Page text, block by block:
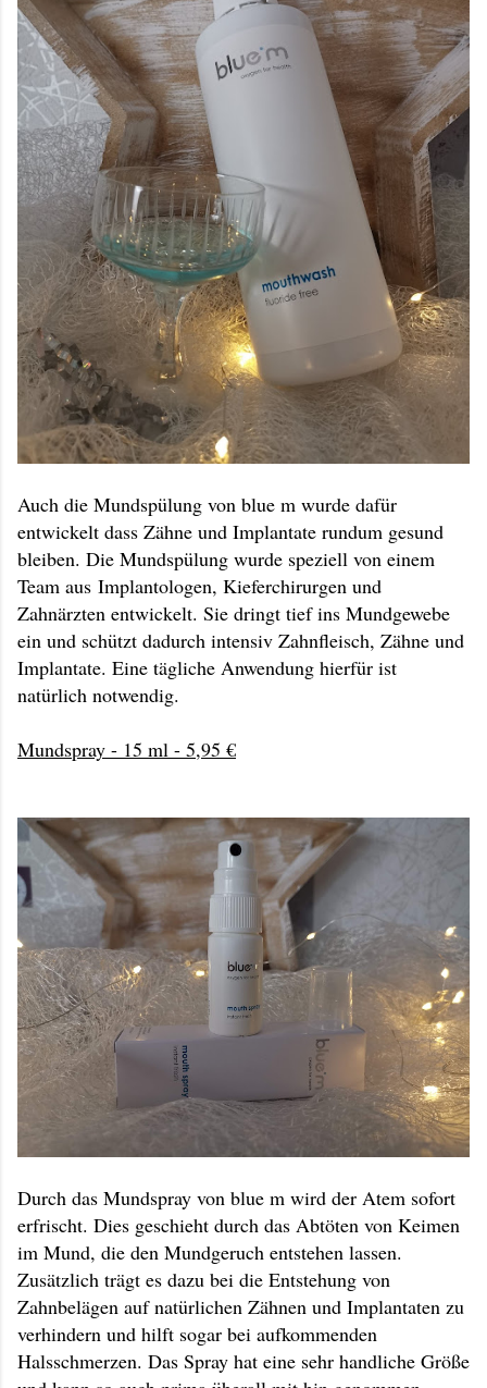
Auch die Mundspülung von blue m wurde dafür
entwickelt dass Zähne und Implantate rundum gesund
bleiben. Die Mundspülung wurde speziell von einem
Team aus Implantologen, Kieferchirurgen und
Zahnärzten entwickelt. Sie dringt tief ins Mundgewebe
ein und schützt dadurch intensiv Zahnfleisch, Zähne und
Implantate. Eine tägliche Anwendung hierfür ist
natürlich notwendig.
Mundspray - 15 ml - 5,95 €
Durch das Mundspray von blue m wird der Atem sofort
erfrischt. Dies geschieht durch das Abtöten von Keimen
im Mund, die den Mundgeruch entstehen lassen.
Zusätzlich trägt es dazu bei die Entstehung von
Zahnbelägen auf natürlichen Zähnen und Implantaten zu
verhindern und hilft sogar bei aufkommenden
Halsschmerzen. Das Spray hat eine sehr handliche Größe